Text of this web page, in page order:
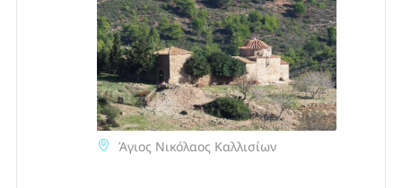
Άγιος Νικόλαος Καλλισίων